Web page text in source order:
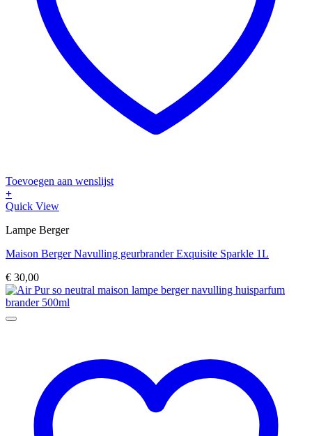
Toevoegen aan wenslijst
+
Quick View
Lampe Berger
Maison Berger Navulling geurbrander Exquisite Sparkle 1L
€ 30,00